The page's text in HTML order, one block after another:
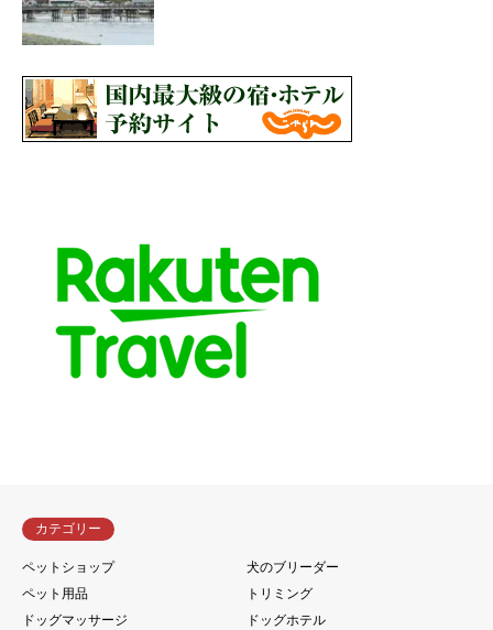
カテゴリー
ペットショップ
犬のブリーダー
ペット用品
トリミング
ドッグマッサージ
ドッグホテル